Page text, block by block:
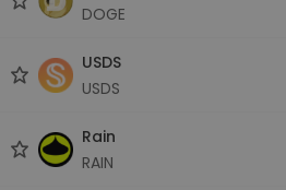
DOGE
USDS
USDS
Rain
RAIN